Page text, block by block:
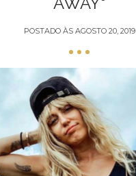
POSTADO ÀS AGOSTO 20, 2019